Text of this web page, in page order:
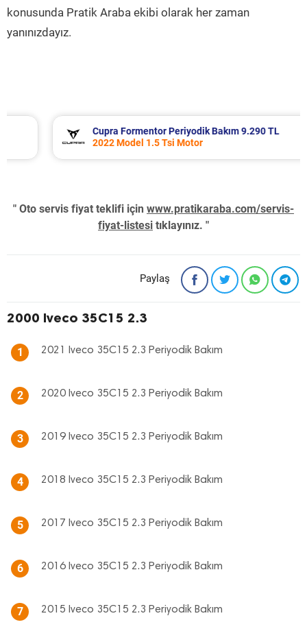
konusunda Pratik Araba ekibi olarak her zaman
yanınızdayız.
Cupra Formentor Periyodik Bakım 9.290 TL
2022 Model 1.5 Tsi Motor
" Oto servis fiyat teklifi için www.pratikaraba.com/servis-
fiyat-listesi tıklayınız. "
Paylaş
2000 Iveco 35C15 2.3
1 2021 Iveco 35C15 2.3 Periyodik Bakım
2 2020 Iveco 35C15 2.3 Periyodik Bakım
3 2019 Iveco 35C15 2.3 Periyodik Bakım
4 2018 Iveco 35C15 2.3 Periyodik Bakım
5 2017 Iveco 35C15 2.3 Periyodik Bakım
6 2016 Iveco 35C15 2.3 Periyodik Bakım
7 2015 Iveco 35C15 2.3 Periyodik Bakım